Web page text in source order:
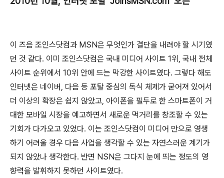
이 즈음 조인스닷컴과 MSN은 무엇인가 결단을 내려야 할 시기였
던 것 같다. 이미 조인스닷컴은 국내 미디어 사이트 1위, 국내 전체
사이트 순위에서 10위 안에 드는 막강한 사이트였다. 그렇다 해도
인터넷은 네이버, 다음 등 포탈 중심의 독식 체제가 굳어져 있어서
더 이상의 확장은 쉽지 않았고, 아이폰을 필두로 한 스마트폰이 거
대한 모바일 시장을 예고하면서 새로운 먹거리를 창조할 수 있는
기회가 다가오고 있었다. 이는 조인스닷컴이 미디어 만으로 영생
하기 어려울 경우 다음 사업을 생각할 수 있는 자연스러운 계기가
되지 않았나 생각한다. 반면 NSN은 그다지 눈에 띄는 정도의 영
향력을 발휘하지 못하던 사이트였다.